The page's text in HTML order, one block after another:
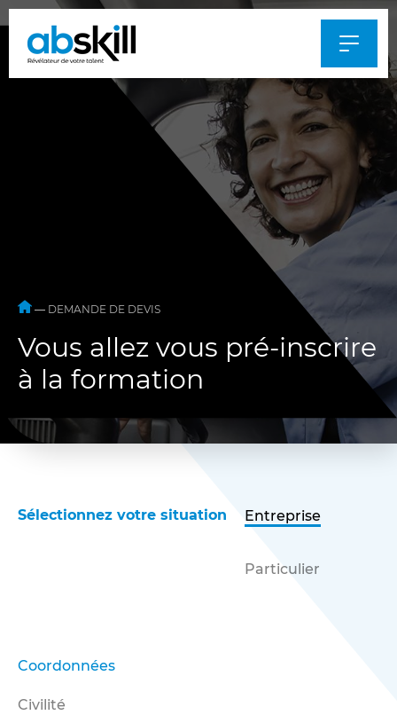
— DEMANDE DE DEVIS
Vous allez vous pré-inscrire
à la formation
Sélectionnez votre situation Entreprise
Particulier
Coordonnées
Civilité